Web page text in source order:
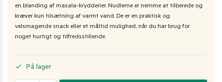
en blanding af masala-krydderier. Nudlerne er nemme at tilberede og
kræver kun tilsætning af varmt vand. De er en praktisk og
velsmagende snack eller et måltid mulighed, når du har brug for
noget hurtigt og tilfredsstillende.
På lager